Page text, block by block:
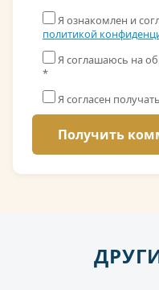
Я ознакомлен и
политикой
Я соглашаюсь на
*
Я согласен